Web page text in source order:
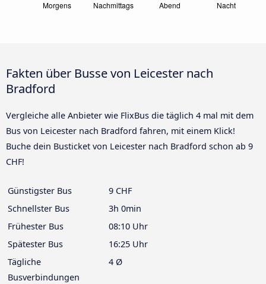
Fakten über Busse von Leicester nach
Bradford
Vergleiche alle Anbieter wie FlixBus die täglich 4 mal mit dem
Bus von Leicester nach Bradford fahren, mit einem Klick!
Buche dein Busticket von Leicester nach Bradford schon ab 9
CHF!
Günstigster Bus
9 CHF
Schnellster Bus
3h 0min
Frühester Bus
08:10 Uhr
Spätester Bus
16:25 Uhr
Tägliche
Busverbindungen
4 Ø